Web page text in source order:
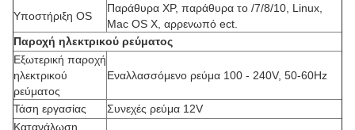
Υποστήριξη OS
Παράθυρα XP, παράθυρα το /7/8/10, Linux,
Mac OS Χ, αρρενωπό ect.
Παροχή ηλεκτρικού ρεύματος
Εξωτερική παροχή
ηλεκτρικού
ρεύματος
Εναλλασσόμενο ρεύμα 100 - 240V, 50-60Hz
Τάση εργασίας
Συνεχές ρεύμα 12V
Κατανάλωση